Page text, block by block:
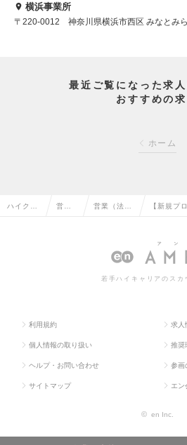
横浜事業所
〒220‐0012 神奈川県横浜市西区 みなとみ
最近ご覧になった求
おすすめの求
ホーム
ハイクラ 営業 営業（法人 【新規プ
情報
若手ハイキャリアのスカ
利用規約 求人
個人情報の取り扱い 推奨
ヘルプ・お問い合わせ 参画
サイトマップ エン
© en Inc.